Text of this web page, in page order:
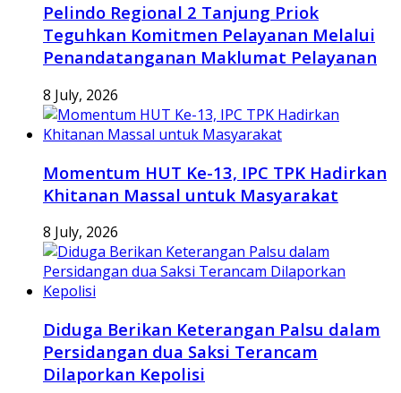
Pelindo Regional 2 Tanjung Priok
Teguhkan Komitmen Pelayanan Melalui
Penandatanganan Maklumat Pelayanan
8 July, 2026
Momentum HUT Ke-13, IPC TPK Hadirkan
Khitanan Massal untuk Masyarakat
8 July, 2026
Diduga Berikan Keterangan Palsu dalam
Persidangan dua Saksi Terancam
Dilaporkan Kepolisi